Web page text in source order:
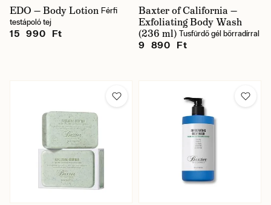
EDO — Body Lotion Férfi
testápoló tej
15 990 Ft
Baxter of California —
Exfoliating Body Wash
(236 ml) Tusfürdő gél bőrradírral
9 890 Ft